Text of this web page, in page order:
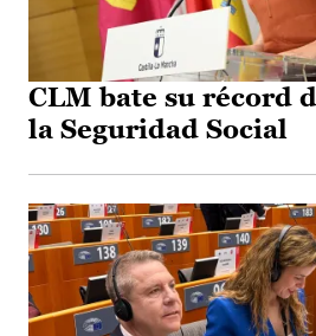
CLM bate su récord
la Seguridad Social